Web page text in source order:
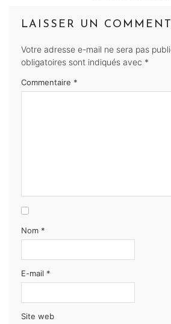
LAISSER UN
Votre adresse e-mail ne sera pas
obligatoires sont indiqués avec *
Commentaire *
Nom *
E-mail *
Site web